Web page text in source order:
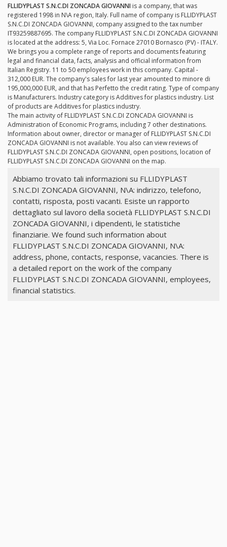
FLLIDYPLAST S.N.C.DI ZONCADA GIOVANNI is a company, that was
registered 1998 in N\A region, Italy. Full name of company is FLLIDYPLAST
S.N.C.DI ZONCADA GIOVANNI, company assigned to the tax number
IT93259887695. The company FLLIDYPLAST S.N.C.DI ZONCADA GIOVANNI
is located at the address: 5, Via Loc. Fornace 27010 Bornasco (PV) - ITALY.
We brings you a complete range of reports and documents featuring
legal and financial data, facts, analysis and official information from
Italian Registry. 11 to 50 employees work in this company. Capital -
312,000 EUR. The company's sales for last year amounted to minore di
195,000,000 EUR, and that has Perfetto the credit rating. Type of company
is Manufacturers. Industry category is Additives for plastics industry. List
of products are Additives for plastics industry.
The main activity of FLLIDYPLAST S.N.C.DI ZONCADA GIOVANNI is
Administration of Economic Programs, including 7 other destinations.
Information about owner, director or manager of FLLIDYPLAST S.N.C.DI
ZONCADA GIOVANNI is not available. You also can view reviews of
FLLIDYPLAST S.N.C.DI ZONCADA GIOVANNI, open positions, location of
FLLIDYPLAST S.N.C.DI ZONCADA GIOVANNI on the map.
Abbiamo trovato tali informazioni su FLLIDYPLAST
S.N.C.DI ZONCADA GIOVANNI, N\A: indirizzo, telefono,
contatti, risposta, posti vacanti. Esiste un rapporto
dettagliato sul lavoro della società FLLIDYPLAST S.N.C.DI
ZONCADA GIOVANNI, i dipendenti, le statistiche
finanziarie. We found such information about
FLLIDYPLAST S.N.C.DI ZONCADA GIOVANNI, N\A:
address, phone, contacts, response, vacancies. There is
a detailed report on the work of the company
FLLIDYPLAST S.N.C.DI ZONCADA GIOVANNI, employees,
financial statistics.